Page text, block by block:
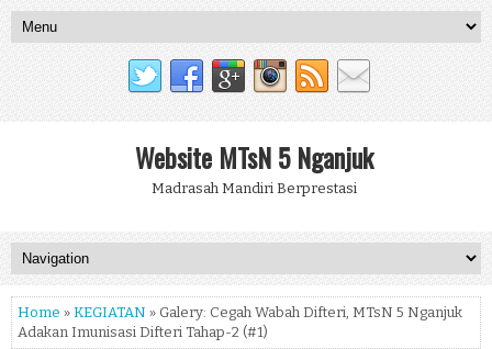
Website MTsN 5 Nganjuk
Madrasah Mandiri Berprestasi
Home » KEGIATAN » Galery: Cegah Wabah Difteri, MTsN 5 Nganjuk
Adakan Imunisasi Difteri Tahap-2 (#1)